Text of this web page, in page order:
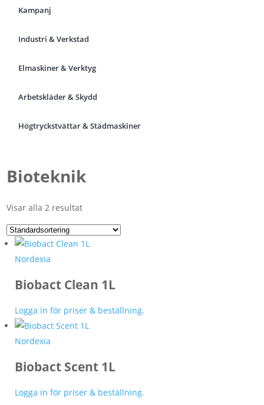
Kampanj
Industri & Verkstad
Elmaskiner & Verktyg
Arbetskläder & Skydd
Högtryckstvättar & Städmaskiner
Bioteknik
Visar alla 2 resultat
Nordexia
Biobact Clean 1L
Logga in för priser & beställning.
Nordexia
Biobact Scent 1L
Logga in för priser & beställning.